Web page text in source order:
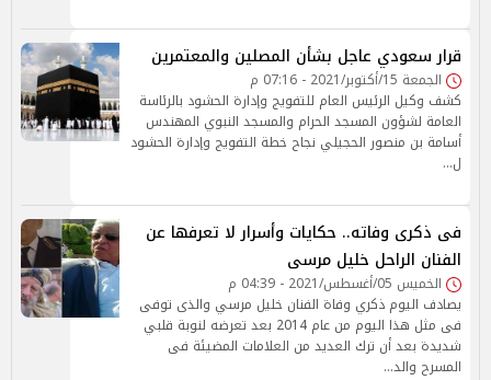
قرار سعودي عاجل بشأن المصلين والمعتمرين
الجمعة 15/أكتوبر/2021 - 07:16 م
كشف وكيل الرئيس العام للتفويج وإدارة الحشود بالرئاسة
العامة لشؤون المسجد الحرام والمسجد النبوي المهندس
أسامة بن منصور الحجيلي نجاح خطة التفويج وإدارة الحشود
ل…
فى ذكرى وفاته.. حكايات وأسرار لا تعرفها عن
الفنان الراحل خليل مرسى
الخميس 05/أغسطس/2021 - 04:39 م
يصادف اليوم ذكري وفاة الفنان خليل مرسي والذى توفى
فى مثل هذا اليوم من عام 2014 بعد تعرضه لنوبة قلبي
شديدة بعد أن ترك العديد من العلامات المضيئة فى
المسرح والد…